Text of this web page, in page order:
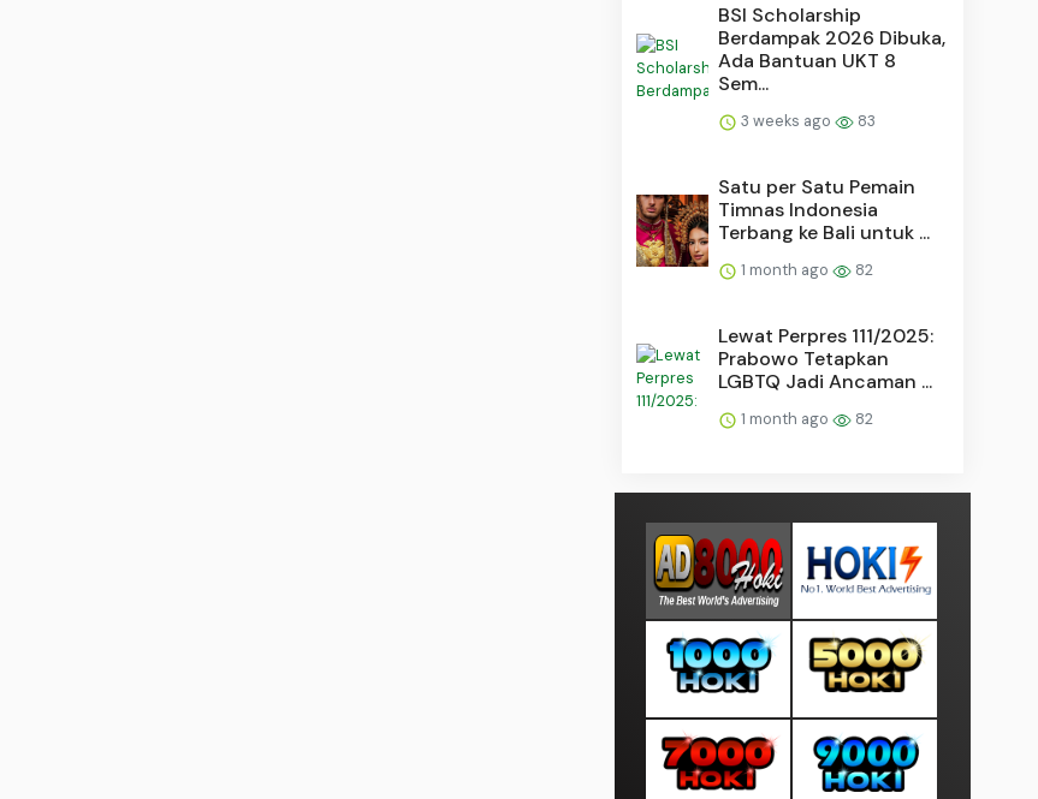
BSI Scholarship
Berdampak 2026 Dibuka,
Ada Bantuan UKT 8
Sem...
3 weeks ago 83
Satu per Satu Pemain
Timnas Indonesia
Terbang ke Bali untuk ...
1 month ago 82
Lewat Perpres 111/2025:
Prabowo Tetapkan
LGBTQ Jadi Ancaman ...
1 month ago 82